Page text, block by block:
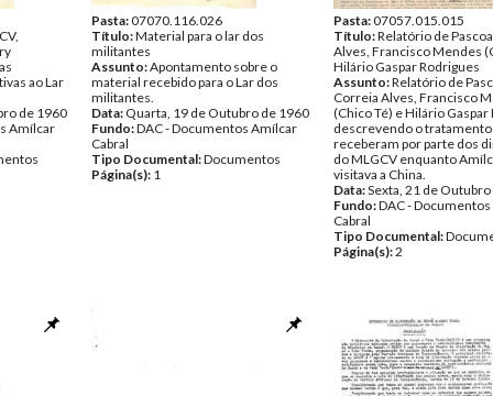
ao Lar
de 1960
Amílcar
Pasta:07070.116.026
Título:Material para o lar dos
militantes
Assunto:Apontamento sobre o
material recebido para o Lar dos
militantes.
Data: Quarta, 19 de Outubro de 1960
Fundo:DAC - Documentos Amílcar
Cabral
Tipo Documental:Documentos
Página(s): 1
Pasta:07057.015.015
Título:Relatório de
Alves, Francisco Mendes
Hilário Gaspar Rodrigues
Assunto:Relatório de
Correia Alves, Francisco
(Chico Té) e Hilário
descrevendo o
receberam por parte dos
do MLGCV enquanto
visitava a China.
Data:Sexta, 21 de
Fundo:DAC -
Cabral
Tipo Documental:
Página(s):2